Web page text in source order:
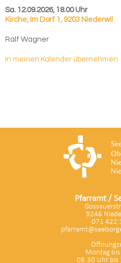
Sa. 12.09.2026, 18.00 Uhr
Kirche, Im Dorf 1, 9203 Niederwil
Ralf Wagner
in meinen Kalender übernehmen
Pfarramt /
9246
071 422
Montag bis
08.30 Uhr bis